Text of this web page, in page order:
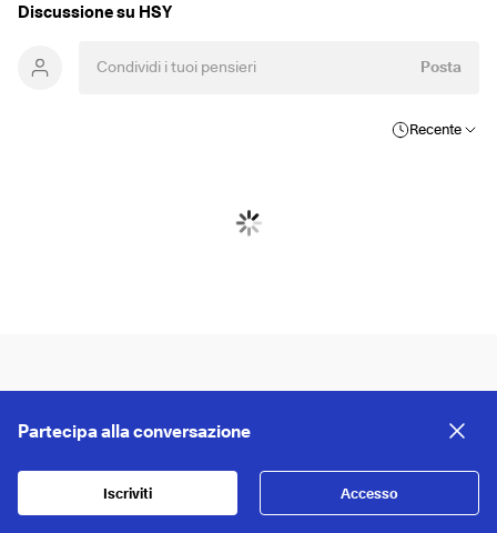
Discussione su HSY
Posta
Recente
Partecipa alla conversazione
Iscriviti Accesso